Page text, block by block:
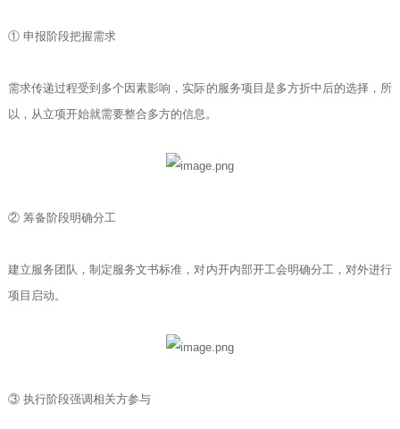
① 申报阶段把握需求
需求传递过程受到多个因素影响，实际的服务项目是多方折中后的选择，所
以，从立项开始就需要整合多方的信息。
② 筹备阶段明确分工
建立服务团队，制定服务文书标准，对内开内部开工会明确分工，对外进行
项目启动。
③ 执行阶段强调相关方参与